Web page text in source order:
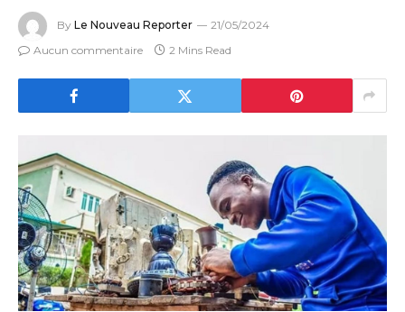
By Le Nouveau Reporter
21/05/2024
Aucun commentaire
2 Mins Read